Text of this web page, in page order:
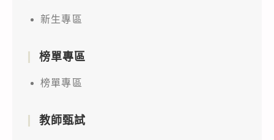
新生專區
榜單專區
榜單專區
教師甄試